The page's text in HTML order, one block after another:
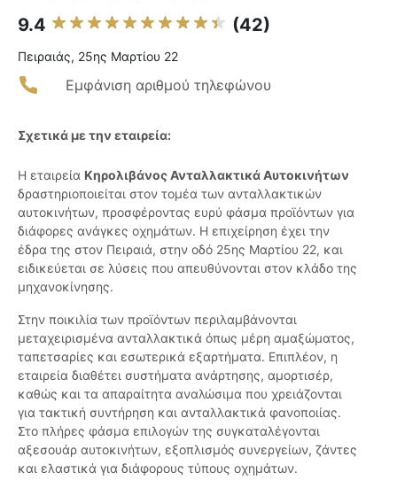
9.4 (42)
Πειραιάς, 25ης Μαρτίου 22
Εμφάνιση αριθμού τηλεφώνου
Σχετικά με την εταιρεία:
Η εταιρεία Κηρολιβάνος Ανταλλακτικά Αυτοκινήτων
δραστηριοποιείται στον τομέα των ανταλλακτικών
αυτοκινήτων, προσφέροντας ευρύ φάσμα προϊόντων για
διάφορες ανάγκες οχημάτων. Η επιχείρηση έχει την
έδρα της στον Πειραιά, στην οδό 25ης Μαρτίου 22, και
ειδικεύεται σε λύσεις που απευθύνονται στον κλάδο της
μηχανοκίνησης.
Στην ποικιλία των προϊόντων περιλαμβάνονται
μεταχειρισμένα ανταλλακτικά όπως μέρη αμαξώματος,
ταπετσαρίες και εσωτερικά εξαρτήματα. Επιπλέον, η
εταιρεία διαθέτει συστήματα ανάρτησης, αμορτισέρ,
καθώς και τα απαραίτητα αναλώσιμα που χρειάζονται
για τακτική συντήρηση και ανταλλακτικά φανοποιίας.
Στο πλήρες φάσμα επιλογών της συγκαταλέγονται
αξεσουάρ αυτοκινήτων, εξοπλισμός συνεργείων, ζάντες
και ελαστικά για διάφορους τύπους οχημάτων.